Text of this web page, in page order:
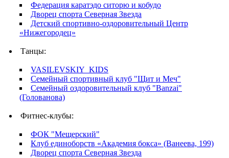
Федерация каратэдо ситорю и кобудо
Дворец спорта Северная Звезда
Детский спортивно-оздоровительный Центр
«Нижегородец»
Танцы:
VASILEVSKIY_KIDS
Семейный спортивный клуб "Щит и Меч"
Семейный оздоровительный клуб "Banzai"
(Голованова)
Фитнес-клубы:
ФОК "Мещерский"
Клуб единоборств «Академия бокса» (Ванеева, 199)
Дворец спорта Северная Звезда